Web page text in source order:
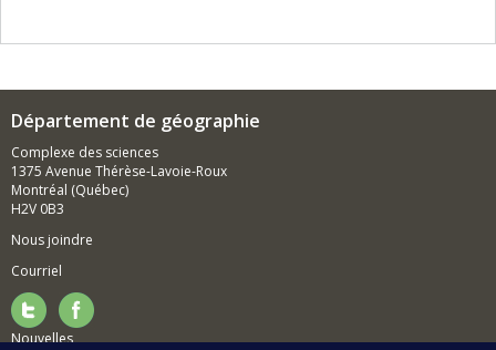
Département de géographie
Complexe des sciences
1375 Avenue Thérèse-Lavoie-Roux
Montréal (Québec)
H2V 0B3
Nous joindre
Courriel
Nouvelles